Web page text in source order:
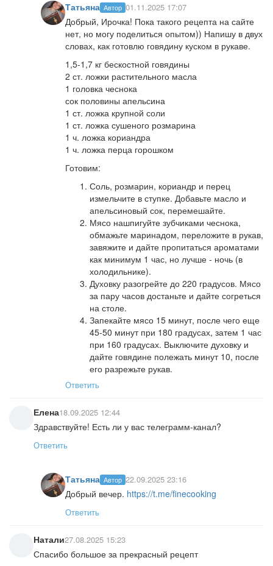
Татьяна Автор 01.11.2025 17:07
Добрый, Ирочка! Пока такого рецепта на сайте
нет, но могу поделиться опытом)) Напишу в двух
словах, как готовлю говядину куском в рукаве.
1,5-1,7 кг бескостной говядины
2 ст. ложки растительного масла
1 головка чеснока
сок половины апельсина
1 ст. ложка крупной соли
1 ст. ложка сушеного розмарина
1 ч. ложка кориандра
1 ч. ложка перца горошком
Готовим:
Соль, розмарин, кориандр и перец
измельчите в ступке. Добавьте масло и
апельсиновый сок, перемешайте.
Мясо нашпигуйте зубчиками чеснока,
обмажьте маринадом, переложите в рукав,
завяжите и дайте пропитаться ароматами
как минимум 1 час, но лучше - ночь (в
холодильнике).
Духовку разогрейте до 220 градусов. Мясо
за пару часов достаньте и дайте согреться
на столе.
Запекайте мясо 15 минут, после чего еще
45-50 минут при 180 градусах, затем 1 час
при 160 градусах. Выключите духовку и
дайте говядине полежать минут 10, после
его разрежьте рукав.
Ответить
Елена18.09.2025 12:44
Здравствуйте! Есть ли у вас телеграмм-канал?
Ответить
Татьяна Автор 22.09.2025 23:16
Добрый вечер. https://t.me/finecooking
Ответить
Натали27.08.2025 15:23
Спасибо большое за прекрасный рецепт